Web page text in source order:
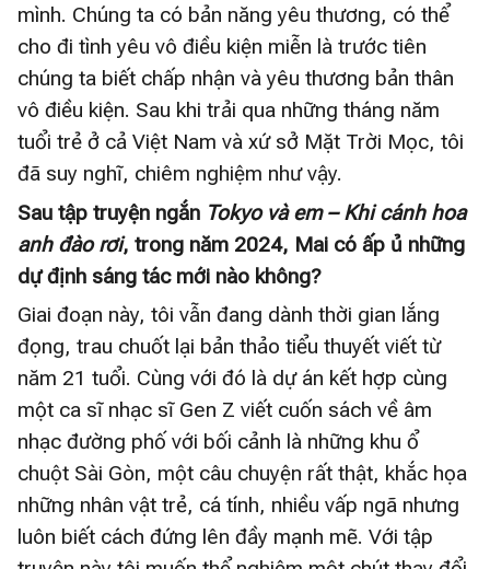
mình. Chúng ta có bản năng yêu thương, có thể
cho đi tình yêu vô điều kiện miễn là trước tiên
chúng ta biết chấp nhận và yêu thương bản thân
vô điều kiện. Sau khi trải qua những tháng năm
tuổi trẻ ở cả Việt Nam và xứ sở Mặt Trời Mọc, tôi
đã suy nghĩ, chiêm nghiệm như vậy.
Sau tập truyện ngắn Tokyo và em – Khi cánh hoa
anh đào rơi, trong năm 2024, Mai có ấp ủ những
dự định sáng tác mới nào không?
Giai đoạn này, tôi vẫn đang dành thời gian lắng
đọng, trau chuốt lại bản thảo tiểu thuyết viết từ
năm 21 tuổi. Cùng với đó là dự án kết hợp cùng
một ca sĩ nhạc sĩ Gen Z viết cuốn sách về âm
nhạc đường phố với bối cảnh là những khu ổ
chuột Sài Gòn, một câu chuyện rất thật, khắc họa
những nhân vật trẻ, cá tính, nhiều vấp ngã nhưng
luôn biết cách đứng lên đầy mạnh mẽ. Với tập